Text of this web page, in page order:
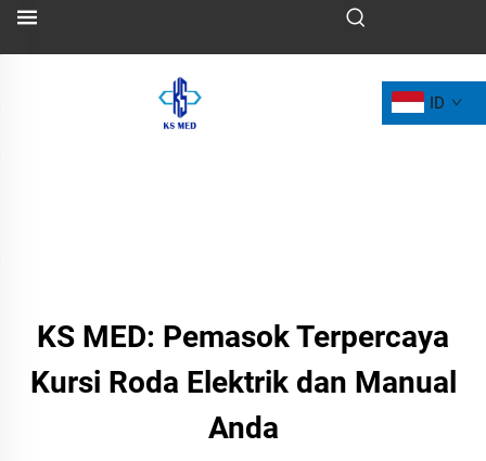
ID
KS MED: Pemasok Terpercaya
Kursi Roda Elektrik dan Manual
Anda